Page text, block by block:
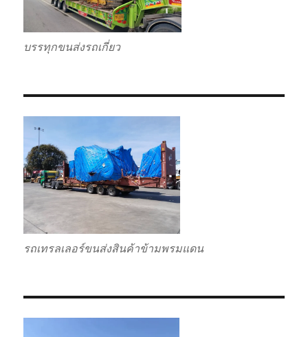
บรรทุกขนส่งรถเกี่ยว
รถเทรลเลอร์ขนส่งสินค้าข้ามพรมแดน